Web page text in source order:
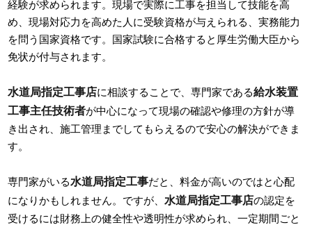
経験が求められます。現場で実際に工事を担当して技能を高
め、現場対応力を高めた人に受験資格が与えられる、実務能力
を問う国家資格です。国家試験に合格すると厚生労働大臣から
免状が付与されます。
水道局指定工事店に相談することで、専門家である給水装置
工事主任技術者が中心になって現場の確認や修理の方針が導
き出され、施工管理までしてもらえるので安心の解決ができま
す。
専門家がいる水道局指定工事だと、料金が高いのではと心配
になりかもしれません。ですが、 水道局指定工事店の認定を
受けるには財務上の健全性や透明性が求められ、一定期間ごと